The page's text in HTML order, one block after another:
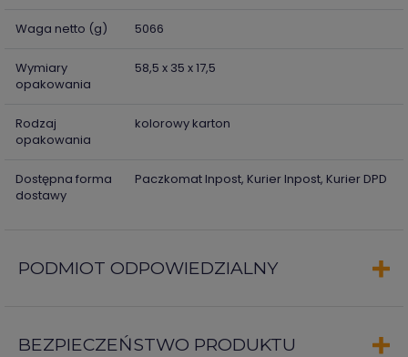
Waga netto (g) 5066
Wymiary
opakowania
58,5 x 35 x 17,5
Rodzaj
opakowania
kolorowy karton
Dostępna forma
dostawy
Paczkomat Inpost, Kurier Inpost, Kurier DPD
PODMIOT ODPOWIEDZIALNY
BEZPIECZEŃSTWO PRODUKTU